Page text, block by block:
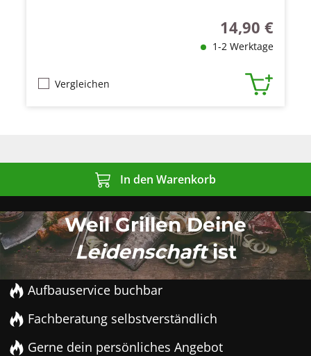
Regulärer Preis:
14,90 €
1-2 Werktage
Vergleichen
In den Warenkorb
Weil Grillen Deine
Leidenschaftist
Aufbauservice buchbar
Fachberatung selbstverständlich
Gerne dein persönliches Angebot